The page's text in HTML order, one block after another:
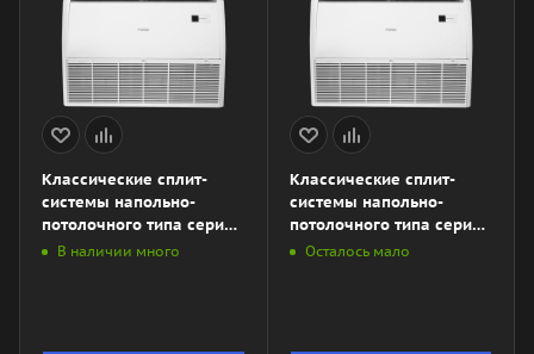
Классические сплит-
системы напольно-
потолочного типа серии
DRAGON LAC-
В наличии много
Классические сплит-
системы напольно-
потолочного типа серии
DRAGON LAC-
Осталось мало